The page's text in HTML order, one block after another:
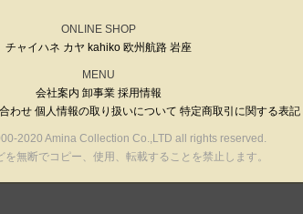
ONLINE SHOP
チャイハネ カヤ kahiko 欧州航路 岩座
MENU
会社案内 卸事業 採用情報
わせ 個人情報の取り扱いについて 特定商取引に関する表記
2020 Amina Collection Co.,LTD all rights reserved.
を無断でコピー、使用、転載することを禁止します。